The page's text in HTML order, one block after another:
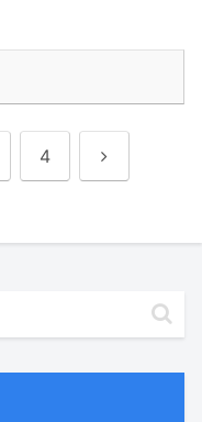
4 次